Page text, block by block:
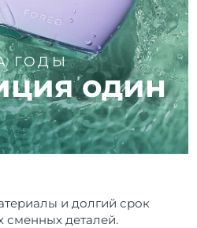
ГОДЫ
один
и долгий срок
сменных деталей.